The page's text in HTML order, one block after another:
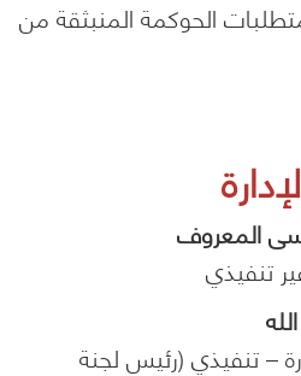
الحوكمة المنبثقة من
المعروف
تنفيذي
– تنفيذي (رئيس لجنة